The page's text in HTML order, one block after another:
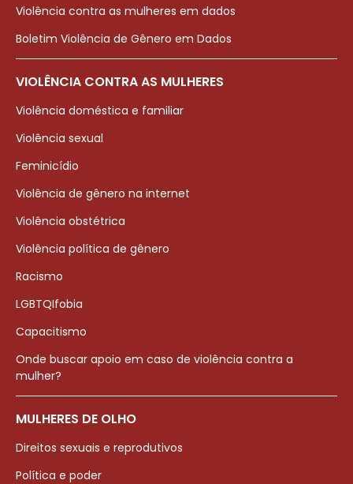
Violência contra as mulheres em dados
Boletim Violência de Gênero em Dados
VIOLÊNCIA CONTRA AS MULHERES
Violência doméstica e familiar
Violência sexual
Feminicídio
Violência de gênero na internet
Violência obstétrica
Violência política de gênero
Racismo
LGBTQIfobia
Capacitismo
Onde buscar apoio em caso de violência contra a
mulher?
MULHERES DE OLHO
Direitos sexuais e reprodutivos
Política e poder